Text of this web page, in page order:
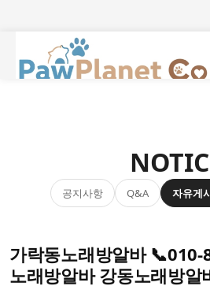
공지사항 Q&A 자유게
가락동노래방알바
노래방알바 강동노래방알